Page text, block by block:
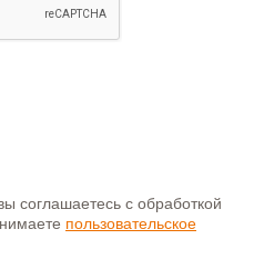
соглашаетесь с обработкой
пользовательское